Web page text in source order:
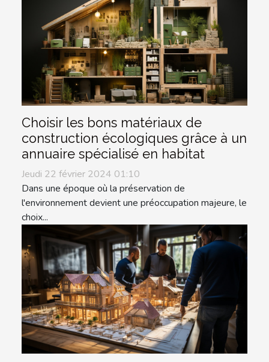
Choisir les bons matériaux de
construction écologiques grâce à un
annuaire spécialisé en habitat
Jeudi 22 février 2024 01:10
Dans une époque où la préservation de
l'environnement devient une préoccupation majeure, le
choix...